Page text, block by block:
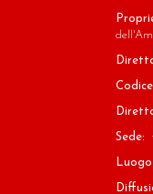
Sede: